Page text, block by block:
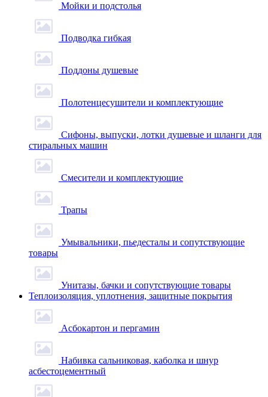
Мойки и подстолья
Подводка гибкая
Поддоны душевые
Полотенцесушители и комплектующие
Сифоны, выпуски, лотки душевые и шланги для
стиральных машин
Смесители и комплектующие
Трапы
Умывальники, пьедесталы и сопутствующие
товары
Унитазы, бачки и сопутствующие товары
Теплоизоляция, уплотнения, защитные покрытия
Асбокартон и пергамин
Набивка сальниковая, каболка и шнур
асбестоцементный